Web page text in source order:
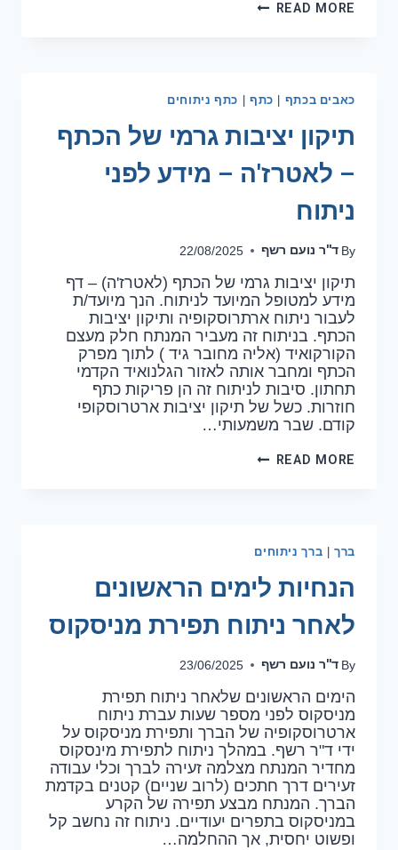
READ MORE
כאבים בכתף כתף כתף ניתוחים
תיקון יציבות גרמי של הכתף
– לאטרז'ה – מידע לפני
ניתוח
By ד''ר נועם רשף 22/08/2025
תיקון יציבות גרמי של הכתף (לאטרז'ה) – דף
מידע למטופל המיועד לניתוח. הנך מיועד/ת
לעבור ניתוח ארתרוסקופיה ותיקון יציבות
הכתף. בניתוח זה מעביר המנתח חלק מעצם
הקורקואיד (אליה מחובר גיד ) לתוך מפרק
הכתף ומחבר אותה לאזור הגלנואיד הקדמי
תחתון. סיבות לניתוח זה הן פריקות כתף
חוזרות. כשל של תיקון יציבות ארטרוסקופי
קודם. שבר משמעותי…
READ MORE
ברך| ברך ניתוחים
הנחיות לימים הראשונים
לאחר ניתוח תפירת מניסקוס
By ד''ר נועם רשף 23/06/2025
הימים הראשונים שלאחר ניתוח תפירת
מניסקוס לפני מספר שעות עברת ניתוח
ארטרוסקופיה של הברך ותפירת מניסקוס על
ידי ד"ר רשף. במהלך ניתוח לתפירת מינסקוס
מחדיר המנתח מצלמה זעירה לברך וכלי עבודה
זעירים דרך חתכים (לרוב שניים) קטנים בקדמת
הברך. המנתח מבצע תפירה של הקרע
במניסקוס בתפרים יעודיים. ניתוח זה נחשב קל
ופשוט יחסית, אך ההחלמה…